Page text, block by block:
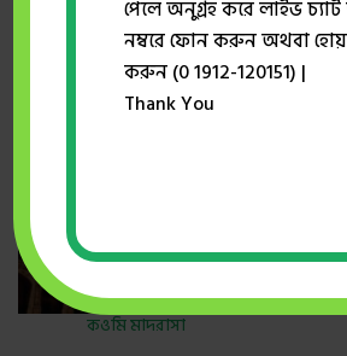
কওমি মাদরাসা
পেলে অনুগ্রহ করে লাইভ
নম্বরে ফোন করুন অথবা
করুন (0 1912-120151) |
Thank You